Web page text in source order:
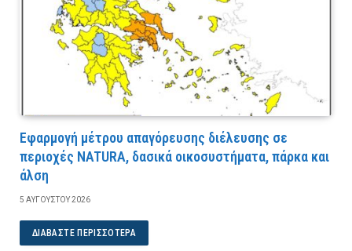
Εφαρμογή μέτρου απαγόρευσης διέλευσης σε
περιοχές NATURA, δασικά οικοσυστήματα, πάρκα και
άλση
5 ΑΥΓΟΎΣΤΟΥ 2026
ΔΙΑΒΆΣΤΕ ΠΕΡΙΣΣΌΤΕΡΑ